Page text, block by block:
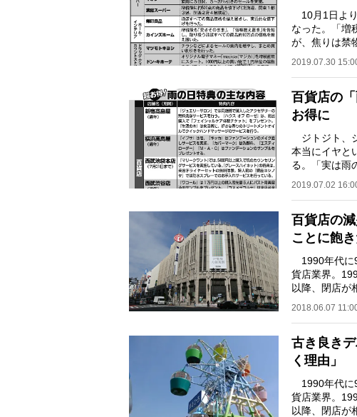
10月1日よ
なった。「増
が、焦りは禁
規模なセー
2019.07.30
百貨店の
お得に
ジトジト、
本当にイヤと
る。「実は雨
約アドバイ
2019.07.02
百貨店の
ことに飽
1990年代に
貨店業界。
以降、閉店が
は、「ハレ
2018.06.07
古き良き
く理由」
1990年代に
貨店業界。
以降、閉店が